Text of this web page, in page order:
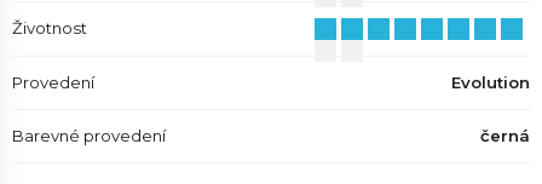
Životnost
Provedení Evolution
Barevné provedení černá